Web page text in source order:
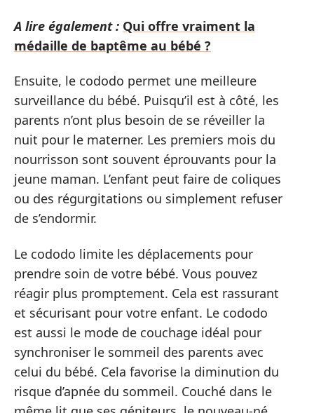
A lire également : Qui offre vraiment la
médaille de baptême au bébé ?
Ensuite, le cododo permet une meilleure
surveillance du bébé. Puisqu’il est à côté, les
parents n’ont plus besoin de se réveiller la
nuit pour le materner. Les premiers mois du
nourrisson sont souvent éprouvants pour la
jeune maman. L’enfant peut faire de coliques
ou des régurgitations ou simplement refuser
de s’endormir.
Le cododo limite les déplacements pour
prendre soin de votre bébé. Vous pouvez
réagir plus promptement. Cela est rassurant
et sécurisant pour votre enfant. Le cododo
est aussi le mode de couchage idéal pour
synchroniser le sommeil des parents avec
celui du bébé. Cela favorise la diminution du
risque d’apnée du sommeil. Couché dans le